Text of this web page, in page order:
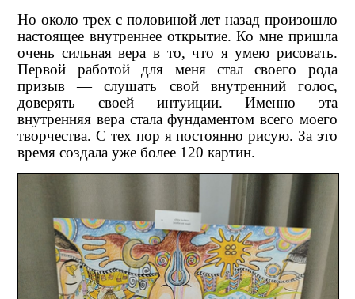
Но около трех с половиной лет назад произошло
настоящее внутреннее открытие. Ко мне пришла
очень сильная вера в то, что я умею рисовать.
Первой работой для меня стал своего рода
призыв — слушать свой внутренний голос,
доверять своей интуиции. Именно эта
внутренняя вера стала фундаментом всего моего
творчества. С тех пор я постоянно рисую. За это
время создала уже более 120 картин.